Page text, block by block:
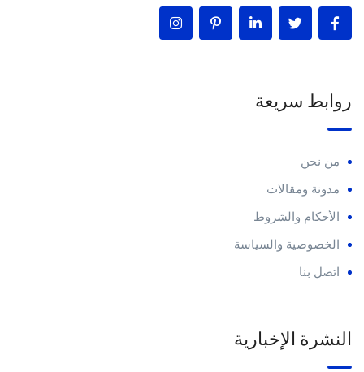
روابط سريعة
من نحن
مدونة ومقالات
الأحكام والشروط
الخصوصية والسياسة
اتصل بنا
النشرة الإخبارية